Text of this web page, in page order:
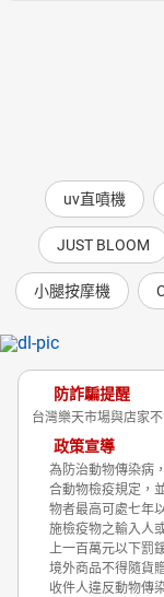
uv直噴機
JUST BLOOM
小腿按摩機
防詐騙提醒
台灣樂天市場與店家
政策宣導
為防治動物傳染病
合動物檢疫規定，
物者最高可處七年
施檢疫物之輸入人
上一百萬元以下罰
境外商品不得隨貨
收件人違反動物傳